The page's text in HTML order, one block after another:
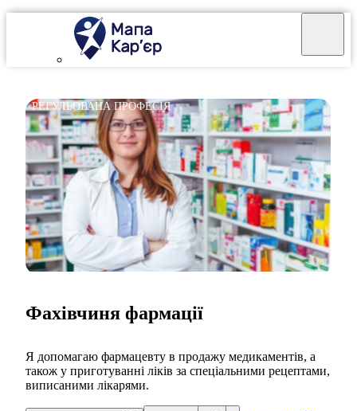
РЕГУЛЬОВАНА ПРОФЕСІЯ
Фахівчиня фармації
Я допомагаю фармацевту в продажу медикаментів, а
також у приготуванні ліків за спеціальними рецептами,
виписаними лікарями.